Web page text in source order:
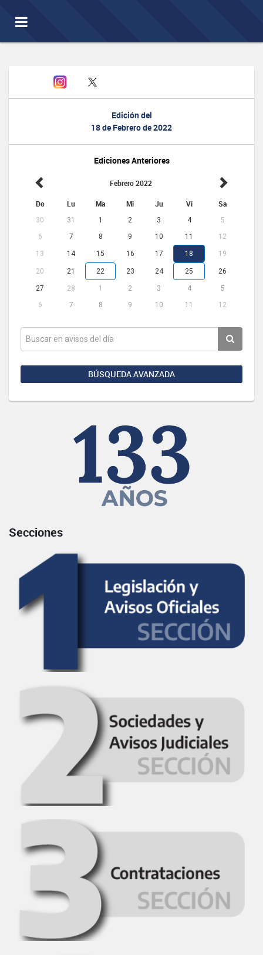
Toggle
navigation
Edición del
18 de Febrero de 2022
Ediciones Anteriores
Febrero 2022
Do Lu Ma Mi Ju Vi Sa
30 31 1 2 3 4
5
6
7 8 9 10 11 12
13 14 15 16 17 18 19
20 21 22 23 24 25 26
27 28 1 2 3 4
5
6
7 8 9 10 11 12
BÚSQUEDA AVANZADA
Secciones